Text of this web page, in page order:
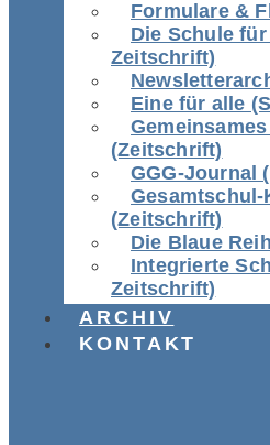
Formulare &
Die Schule
Zeitschrift)
Eine für alle
(Zeitschrift)
GGG-Journal
Gesamtschul-
(Zeitschrift)
Die Blaue
Integrierte
Zeitschrift)
ARCHIV
KONTAKT